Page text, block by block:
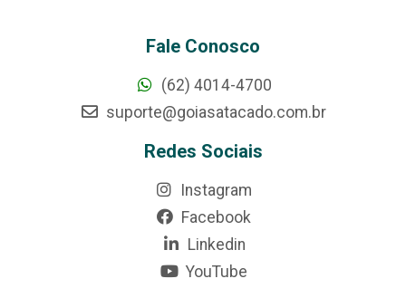
Fale Conosco
(62) 4014-4700
suporte@goiasatacado.com.br
Redes Sociais
Instagram
Facebook
Linkedin
YouTube